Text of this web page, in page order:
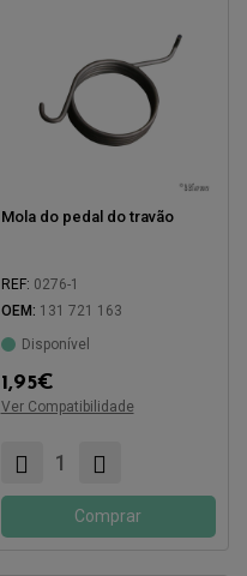
Mola do pedal do travão
REF: 0276-1
OEM: 131 721 163
Disponível
1,95€
Ver Compatibilidade
Compatível com:
Comprar